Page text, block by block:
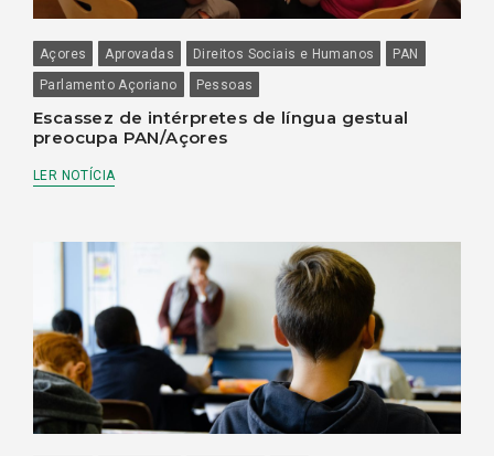
Açores Aprovadas Direitos Sociais e Humanos
PAN
Parlamento Açoriano
Pessoas
Escassez de intérpretes de língua gestual
preocupa PAN/Açores
LER NOTÍCIA